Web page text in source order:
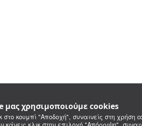
μας χρησιμοποιούμε cookies
στο κουμπί "Αποδοχή", συναινείς στη χρήση